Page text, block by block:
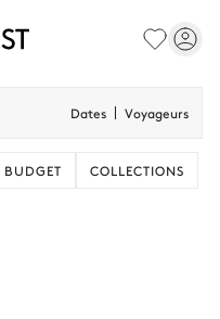
Dates Voyageurs
BUDGET COLLECTIONS